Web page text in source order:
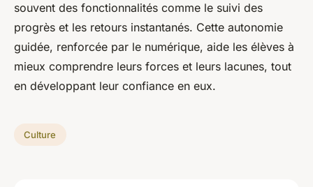
souvent des fonctionnalités comme le suivi des
progrès et les retours instantanés. Cette autonomie
guidée, renforcée par le numérique, aide les élèves à
mieux comprendre leurs forces et leurs lacunes, tout
en développant leur confiance en eux.
Culture